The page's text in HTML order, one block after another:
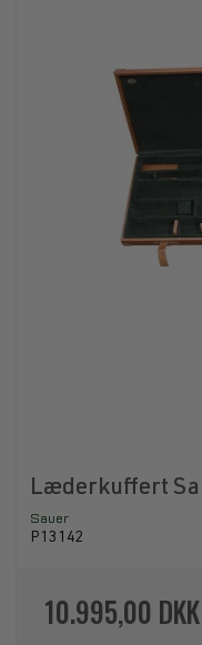
Læderkuffert
Sauer
P13142
10.995,00 DKK